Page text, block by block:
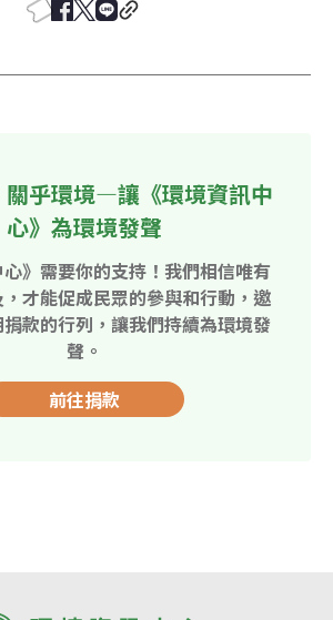
關乎環境—讓《環境資訊中
心》為環境發聲
心》需要你的支持！我們相信唯有
才能促成民眾的參與和行動，邀
款的行列，讓我們持續為環境發
聲。
前往捐款